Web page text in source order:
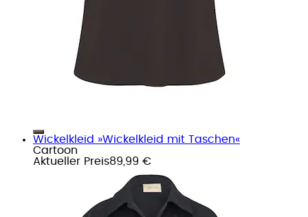
Wickelkleid »Wickelkleid mit Taschen«
Cartoon
Aktueller Preis89,99 €